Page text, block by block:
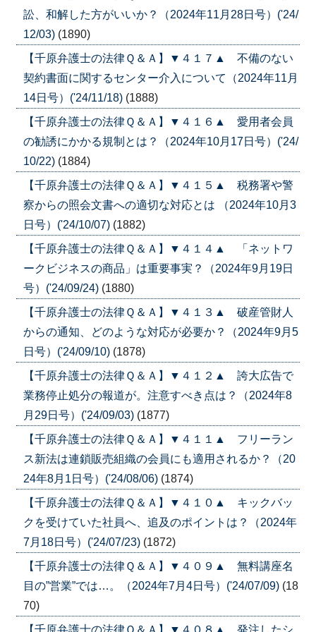
訟、和解した方がいいか？（2024年11月28日号）('24/
12/03) (1890)
【千原弁護士の法律Ｑ＆Ａ】▼４１７▲ 不備のない
契約書面に関するセンター介入について（2024年11月
14日号）('24/11/18) (1888)
【千原弁護士の法律Ｑ＆Ａ】▼４１６▲ 愛用者会員
の勧誘にかかる規制とは？（2024年10月17日号）('24/
10/22) (1884)
【千原弁護士の法律Ｑ＆Ａ】▼４１５▲ 税務署や警
察からの照会文書への適切な対応とは （2024年10月3
日号）('24/10/07) (1882)
【千原弁護士の法律Ｑ＆Ａ】▼４１４▲ 「ネットワ
ークビジネスの商品」は重要事実？（2024年9月19日
号）('24/09/24) (1880)
【千原弁護士の法律Ｑ＆Ａ】▼４１３▲ 破産管財人
からの通知、どのような対応が必要か？（2024年9月5
日号）('24/09/10) (1878)
【千原弁護士の法律Ｑ＆Ａ】▼４１２▲ 誇大広告で
業務停止処分の報道が。注意すべき点は？（2024年8
月29日号）('24/09/03) (1877)
【千原弁護士の法律Ｑ＆Ａ】▼４１１▲ フリーラン
ス新法は連鎖販売組織の会員にも適用されるか？（20
24年8月1日号）('24/08/06) (1874)
【千原弁護士の法律Ｑ＆Ａ】▼４１０▲ キックバッ
クを受けていた社員へ、追及のポイントは？（2024年
7月18日号）('24/07/23) (1872)
【千原弁護士の法律Ｑ＆Ａ】▼４０９▲ 無料講座名
目の”営業”では…。（2024年7月4日号）('24/07/09) (18
70)
【千原弁護士の法律Ｑ＆Ａ】▼４０８▲ 発注したシ